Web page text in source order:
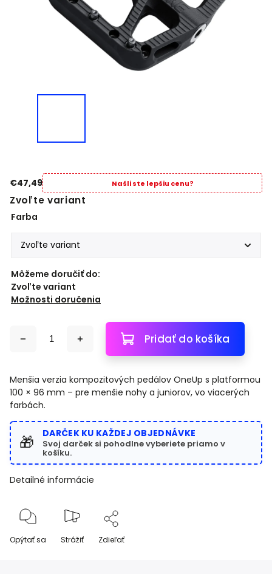
€47,49 Našli ste lepšiu cenu?
Zvoľte variant
Farba
Môžeme doručiť do:
Zvoľte variant
Možnosti doručenia
Pridať do košíka
Menšia verzia kompozitových pedálov OneUp s platformou
100 × 96 mm – pre menšie nohy a juniorov, vo viacerých
farbách.
🎁 DARČEK KU KAŽDEJ OBJEDNÁVKE
Svoj darček si pohodlne vyberiete priamo v
košíku.
Detailné informácie
Opýtať sa Strážiť Zdieľať